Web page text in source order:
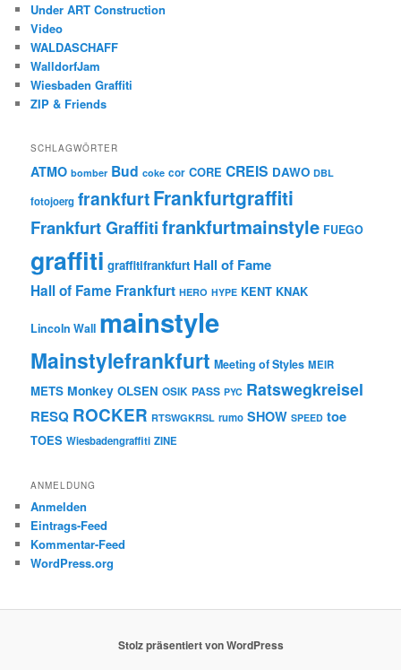
Under ART Construction
Video
WALDASCHAFF
WalldorfJam
Wiesbaden Graffiti
ZIP & Friends
SCHLAGWÖRTER
ATMO bomber Bud coke cor CORE CREIS DAWO DBL
fotojoerg frankfurtFrankfurtgraffiti
Frankfurt Graffitifrankfurtmainstyle FUEGO
graffiti graffitifrankfurt Hall of Fame
Hall of Fame Frankfurt HERO HYPE KENT KNAK
Lincoln Wall mainstyle
Mainstylefrankfurt Meeting of Styles MEIR
METS Monkey OLSEN OSIK PASS PYC Ratswegkreisel
RESQ ROCKER RTSWGKRSL rumo SHOW SPEED toe
TOES Wiesbadengraffiti ZINE
ANMELDUNG
Anmelden
Eintrags-Feed
Kommentar-Feed
WordPress.org
Stolz präsentiert von WordPress